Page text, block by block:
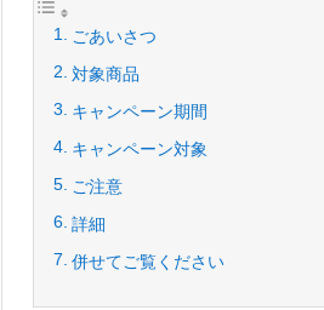
ごあいさつ
対象商品
キャンペーン期間
キャンペーン対象
ご注意
詳細
併せてご覧ください